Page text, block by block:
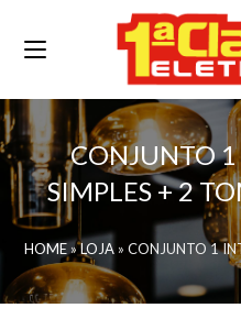
CONJUNTO
SIMPLES + 2
HOME »LOJA »CONJUNTO 1